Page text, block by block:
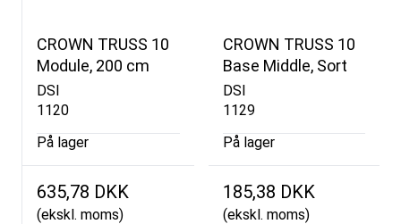
CROWN TRUSS 10
Module, 200 cm
DSI
1120
På lager
635,78 DKK
(ekskl. moms)
CROWN TRUSS 10
Base Middle, Sort
DSI
1129
På lager
185,38 DKK
(ekskl. moms)